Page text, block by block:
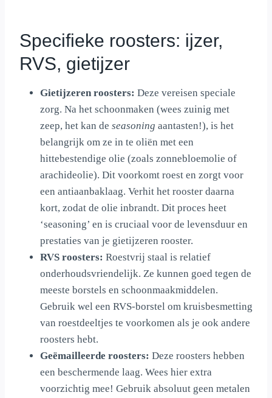
Specifieke roosters: ijzer,
RVS, gietijzer
Gietijzeren roosters: Deze vereisen speciale
zorg. Na het schoonmaken (wees zuinig met
zeep, het kan de seasoning aantasten!), is het
belangrijk om ze in te oliën met een
hittebestendige olie (zoals zonnebloemolie of
arachideolie). Dit voorkomt roest en zorgt voor
een antiaanbaklaag. Verhit het rooster daarna
kort, zodat de olie inbrandt. Dit proces heet
‘seasoning’ en is cruciaal voor de levensduur en
prestaties van je gietijzeren rooster.
RVS roosters: Roestvrij staal is relatief
onderhoudsvriendelijk. Ze kunnen goed tegen de
meeste borstels en schoonmaakmiddelen.
Gebruik wel een RVS-borstel om kruisbesmetting
van roestdeeltjes te voorkomen als je ook andere
roosters hebt.
Geëmailleerde roosters: Deze roosters hebben
een beschermende laag. Wees hier extra
voorzichtig mee! Gebruik absoluut geen metalen